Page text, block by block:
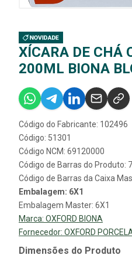
XÍCARA DE CHÁ
200ML BIONA
Código do Fabricante: 102496
Código: 51301
Código NCM: 69120000
Código de Barras do Produto:
Código de Barras da Caixa
Embalagem: 6X1
Embalagem Master: 6X1
Marca: OXFORD BIONA
Fornecedor: OXFORD
Dimensões do Produto